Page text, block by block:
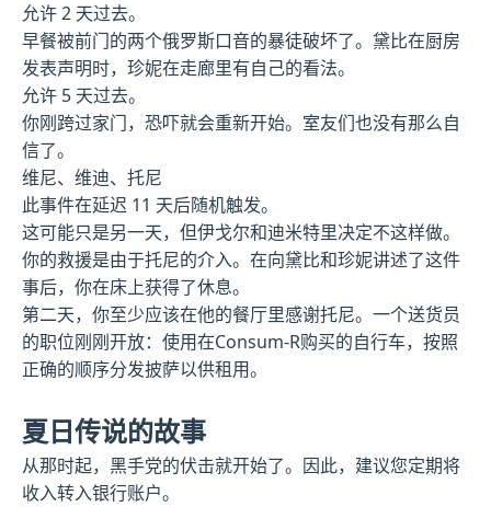
允许 2 天过去。
早餐被前门的两个俄罗斯口音的暴徒破坏了。黛比在厨房
发表声明时，珍妮在走廊里有自己的看法。
允许 5 天过去。
你刚跨过家门，恐吓就会重新开始。室友们也没有那么自
信了。
维尼、维迪、托尼
此事件在延迟 11 天后随机触发。
这可能只是另一天，但伊戈尔和迪米特里决定不这样做。
你的救援是由于托尼的介入。在向黛比和珍妮讲述了这件
事后，你在床上获得了休息。
第二天，你至少应该在他的餐厅里感谢托尼。一个送货员
的职位刚刚开放：使用在Consum-R购买的自行车，按照
正确的顺序分发披萨以供租用。
夏日传说的故事
从那时起，黑手党的伏击就开始了。因此，建议您定期将
收入转入银行账户。